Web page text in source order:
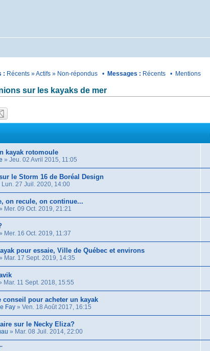
: Récents»Actifs» Non-répondus• Messages : Récents• Mentions
sur les kayaks de mer
kayak rotomoule
» Jeu. 02 Avril 2015, 11:05
le Storm 16 de Boréal Design
Lun. 27 Juil. 2020, 14:00
on recule, on continue...
Mer. 09 Oct. 2019, 21:21
Mer. 16 Oct. 2019, 11:37
pour essaie, Ville de Québec et environs
Mar. 17 Sept. 2019, 14:35
Mar. 11 Sept. 2018, 15:55
conseil pour acheter un kayak
Fay» Ven. 18 Août 2017, 16:15
sur le Necky Eliza?
» Mar. 08 Juil. 2014, 22:00